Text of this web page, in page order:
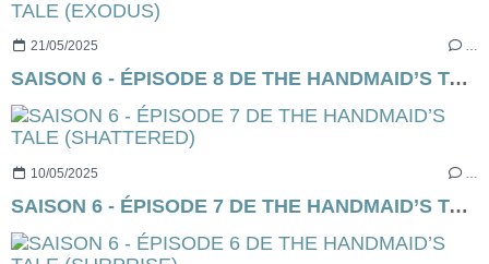
21/05/2025 …
SAISON 6 - ÉPISODE 8 DE THE HANDMAID’S TALE (EXODUS)
10/05/2025
SAISON 6 - ÉPISODE 7 DE THE HANDMAID’S TALE (SHATTERED)